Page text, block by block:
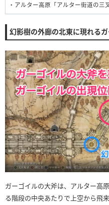
・アルター高原「アルター街道の三
幻影樹の外廊の北東に現れる
ガーゴイルの大斧は、アルター高
る階段の中央あたりで上空から飛